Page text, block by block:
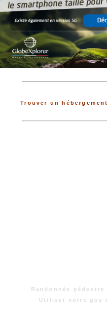
Trouver un
Randonnée
Utiliser votre gps